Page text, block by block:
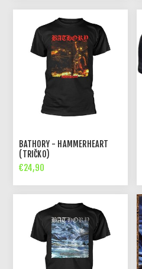
BATHORY - HAMMERHEART
(TRIČKO)
€24,90